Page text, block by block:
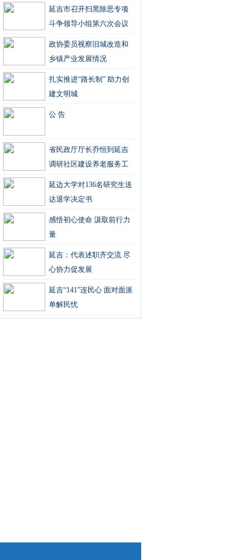
延吉市召开扫黑除恶专项
斗争领导小组第六次会议
政协委员视察旧城改造和
乡镇产业发展情况
扎实推进“路长制” 助力创
建文明城
公 告
省民政厅厅长乔恒到延吉
调研社区建设养老服务工
作
延边大学对136名研究生送
达退学决定书
感悟初心使命 汲取前行力
量
延吉：代表述职齐交流 尽
心协力促发展
延吉“141”连民心 面对面派
单解民忧